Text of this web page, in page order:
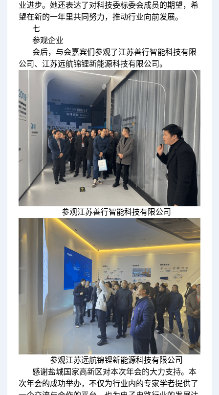
业进步。她还表达了对科技委标委会成员的期望，希
望在新的一年里共同努力，推动行业向前发展。
七
参观企业
会后，与会嘉宾们参观了江苏善行智能科技有限
公司、江苏远航锦锂新能源科技有限公司。
参观江苏善行智能科技有限公司
参观江苏远航锦锂新能源科技有限公司
感谢盐城国家高新区对本次年会的大力支持。本
次年会的成功举办，不仅为行业内的专家学者提供了